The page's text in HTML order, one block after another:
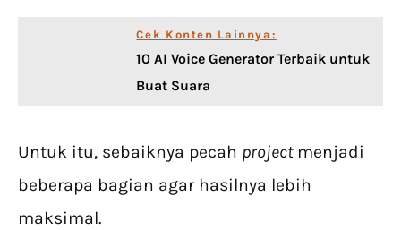
Cek Konten Lainnya:
10 AI Voice Generator Terbaik untuk
Buat Suara
Untuk itu, sebaiknya pecah project menjadi
beberapa bagian agar hasilnya lebih
maksimal.